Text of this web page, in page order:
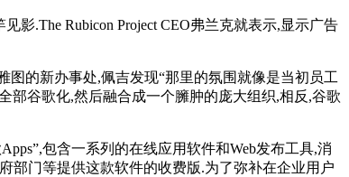
影.The Rubicon Project CEO弗兰克就表示,显示广告
图的新办事处,佩吉发现“那里的氛围就像是当初员工
部谷歌化,然后融合成一个臃肿的庞大组织,相反,谷歌
包含一系列的在线应用软件和Web发布工具,消
部门等提供这款软件的收费版.为了弥补在企业用户